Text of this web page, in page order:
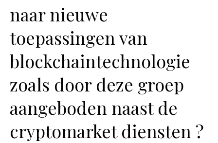
naar nieuwe
toepassingen van
blockchaintechnologie
zoals door deze groep
aangeboden naast de
cryptomarket diensten ?